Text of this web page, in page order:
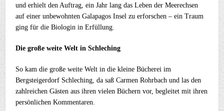
und erhielt den Auftrag, ein Jahr lang das Leben der Meerechsen
auf einer unbewohnten Galapagos Insel zu erforschen – ein Traum
ging für die Biologin in Erfüllung.
Die große weite Welt in Schleching
So kam die große weite Welt in die kleine Bücherei im
Bergsteigerdorf Schleching, da saß Carmen Rohrbach und las den
zahlreichen Gästen aus ihren vielen Büchern vor, begleitet mit ihren
persönlichen Kommentaren.